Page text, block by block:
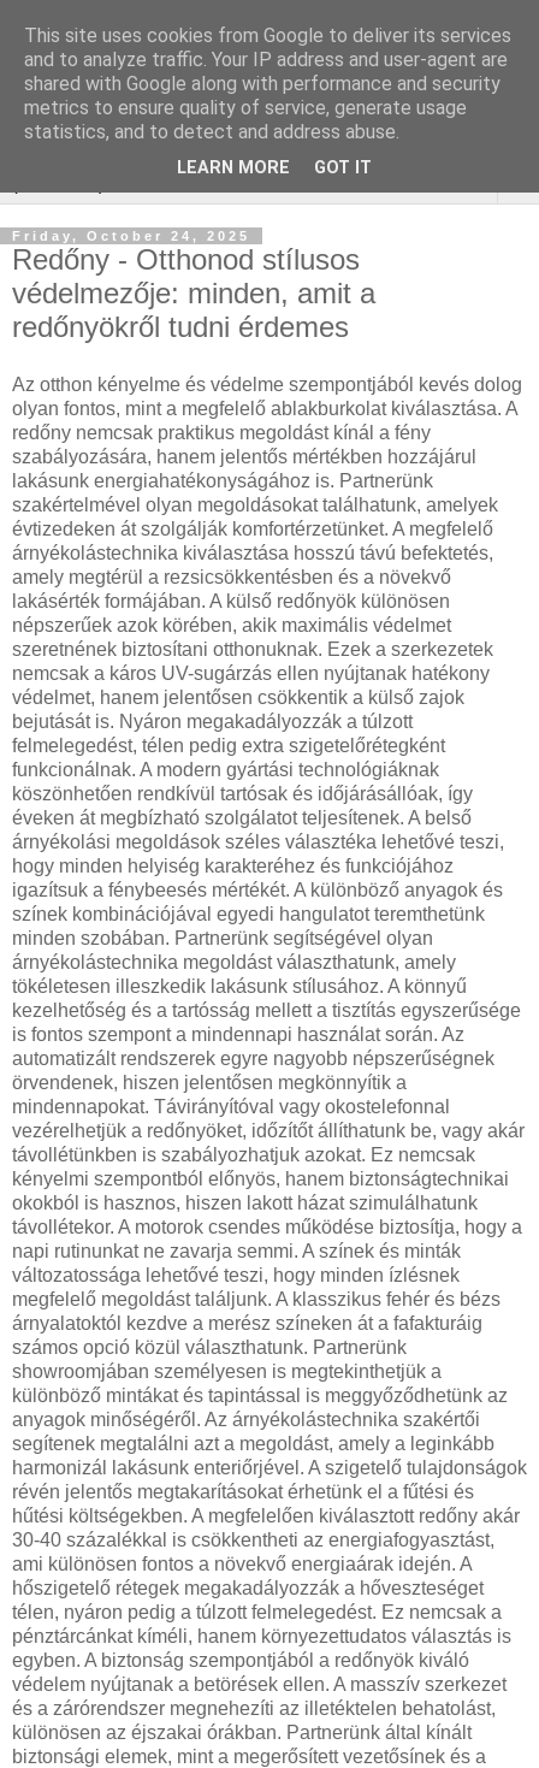
Online marketing
Borkereskedés
Friday, October 24, 2025
Redőny - Otthonod stílusos
védelmezője: minden, amit a
redőnyökről tudni érdemes
Az otthon kényelme és védelme szempontjából kevés dolog
olyan fontos, mint a megfelelő ablakburkolat kiválasztása. A
redőny nemcsak praktikus megoldást kínál a fény
szabályozására, hanem jelentős mértékben hozzájárul
lakásunk energiahatékonyságához is. Partnerünk
szakértelmével olyan megoldásokat találhatunk, amelyek
évtizedeken át szolgálják komfortérzetünket. A megfelelő
árnyékolástechnika kiválasztása hosszú távú befektetés,
amely megtérül a rezsicsökkentésben és a növekvő
lakásérték formájában. A külső redőnyök különösen
népszerűek azok körében, akik maximális védelmet
szeretnének biztosítani otthonuknak. Ezek a szerkezetek
nemcsak a káros UV-sugárzás ellen nyújtanak hatékony
védelmet, hanem jelentősen csökkentik a külső zajok
bejutását is. Nyáron megakadályozzák a túlzott
felmelegedést, télen pedig extra szigetelőrétegként
funkcionálnak. A modern gyártási technológiáknak
köszönhetően rendkívül tartósak és időjárásállóak, így
éveken át megbízható szolgálatot teljesítenek. A belső
árnyékolási megoldások széles választéka lehetővé teszi,
hogy minden helyiség karakteréhez és funkciójához
igazítsuk a fénybeesés mértékét. A különböző anyagok és
színek kombinációjával egyedi hangulatot teremthetünk
minden szobában. Partnerünk segítségével olyan
árnyékolástechnika megoldást választhatunk, amely
tökéletesen illeszkedik lakásunk stílusához. A könnyű
kezelhetőség és a tartósság mellett a tisztítás egyszerűsége
is fontos szempont a mindennapi használat során. Az
automatizált rendszerek egyre nagyobb népszerűségnek
örvendenek, hiszen jelentősen megkönnyítik a
mindennapokat. Távirányítóval vagy okostelefonnal
vezérelhetjük a redőnyöket, időzítőt állíthatunk be, vagy akár
távollétünkben is szabályozhatjuk azokat. Ez nemcsak
kényelmi szempontból előnyös, hanem biztonságtechnikai
okokból is hasznos, hiszen lakott házat szimulálhatunk
távollétekor. A motorok csendes működése biztosítja, hogy a
napi rutinunkat ne zavarja semmi. A színek és minták
változatossága lehetővé teszi, hogy minden ízlésnek
megfelelő megoldást találjunk. A klasszikus fehér és bézs
árnyalatoktól kezdve a merész színeken át a fafakturáig
számos opció közül választhatunk. Partnerünk
showroomjában személyesen is megtekinthetjük a
különböző mintákat és tapintással is meggyőződhetünk az
anyagok minőségéről. Az árnyékolástechnika szakértői
segítenek megtalálni azt a megoldást, amely a leginkább
harmonizál lakásunk enteriőrjével. A szigetelő tulajdonságok
révén jelentős megtakarításokat érhetünk el a fűtési és
hűtési költségekben. A megfelelően kiválasztott redőny akár
30-40 százalékkal is csökkentheti az energiafogyasztást,
ami különösen fontos a növekvő energiaárak idején. A
hőszigetelő rétegek megakadályozzák a hőveszteséget
télen, nyáron pedig a túlzott felmelegedést. Ez nemcsak a
pénztárcánkat kíméli, hanem környezettudatos választás is
egyben. A biztonság szempontjából a redőnyök kiváló
védelem nyújtanak a betörések ellen. A masszív szerkezet
és a zárórendszer megnehezíti az illetéktelen behatolást,
különösen az éjszakai órákban. Partnerünk által kínált
biztonsági elemek, mint a megerősített vezetősínek és a
This site uses cookies from Google to deliver its services
and to analyze traffic. Your IP address and user-agent are
shared with Google along with performance and security
metrics to ensure quality of service, generate usage
statistics, and to detect and address abuse.
LEARN MORE GOT IT